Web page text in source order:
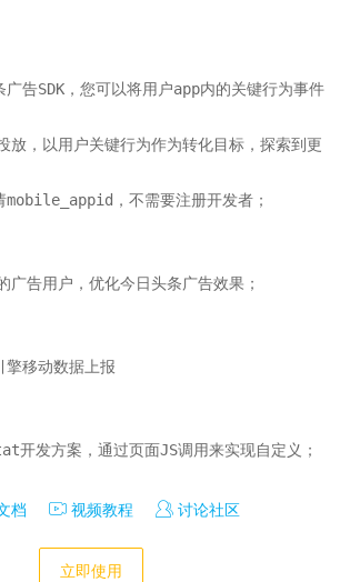
告SDK，您可以将用户app内的关键行为事件
放，以用户关键行为作为转化目标，探索到更
mobile_appid，不需要注册开发者；
广告用户，优化今日头条广告效果；
擎移动数据上报
发方案，通过页面JS调用来实现自定义；
档 视频教程 讨论社区
立即使用